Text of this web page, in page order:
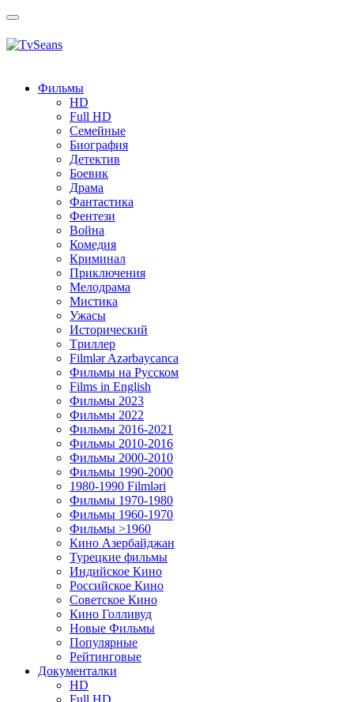
Toggle
Фильмы
HD
Full HD
Семейные
Биография
Детектив
Боевик
Драма
Фантастика
Фентези
Война
Комедия
Криминал
Приключения
Мелодрама
Мистика
Ужасы
Исторический
Tриллер
Filmlər Azərbaycanca
Фильмы на Русском
Films in English
Фильмы 2023
Фильмы 2022
Фильмы 2016-2021
Фильмы 2010-2016
Фильмы 2000-2010
Фильмы 1990-2000
1980-1990 Filmləri
Фильмы 1970-1980
Фильмы 1960-1970
Фильмы >1960
Кино Азербайджан
Турецкие фильмы
Индийское Кино
Российское Кино
Советское Кино
Кино Голливуд
Новые Фильмы
Популярные
Рейтинговые
Документалки
HD
Full HD